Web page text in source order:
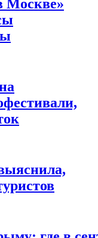
Москве»